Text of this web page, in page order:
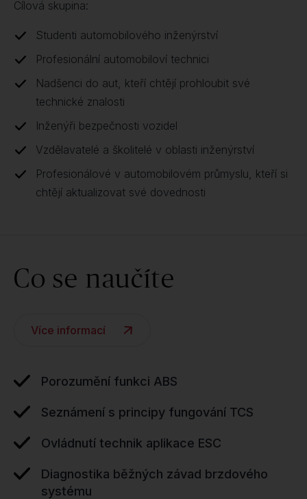
Cílová skupina:
Studenti automobilového inženýrství
Profesionální automobiloví technici
Nadšenci do aut, kteří chtějí prohloubit své
technické znalosti
Inženýři bezpečnosti vozidel
Vzdělavatelé a školitelé v oblasti inženýrství
Profesionálové v automobilovém průmyslu, kteří si
chtějí aktualizovat své dovednosti
Co se naučíte
Více informací
Porozumění funkci ABS
Seznámení s principy fungování TCS
Ovládnutí technik aplikace ESC
Diagnostika běžných závad brzdového
systému